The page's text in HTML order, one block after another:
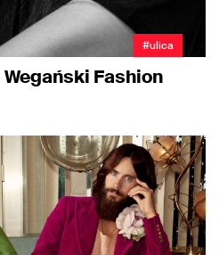
#ulica
Wegański Fashion